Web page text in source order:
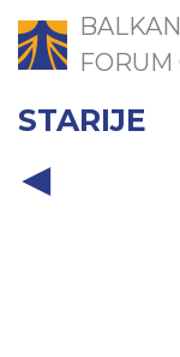
FORUM
STARIJE